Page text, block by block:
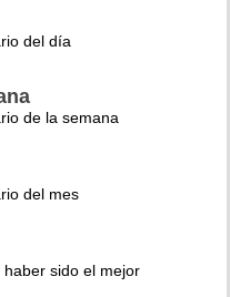
del día
de la semana
del mes
sido el mejor